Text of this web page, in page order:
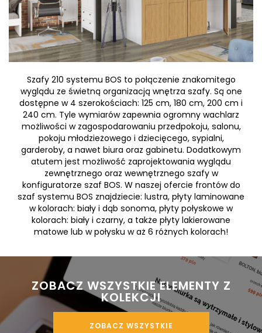
Szafy 210 systemu BOS to połączenie znakomitego
wyglądu ze świetną organizacją wnętrza szafy. Są one
dostępne w 4 szerokościach: 125 cm, 180 cm, 200 cm i
240 cm. Tyle wymiarów zapewnia ogromny wachlarz
możliwości w zagospodarowaniu przedpokoju, salonu,
pokoju młodzieżowego i dziecięcego, sypialni,
garderoby, a nawet biura oraz gabinetu. Dodatkowym
atutem jest możliwość zaprojektowania wyglądu
zewnętrznego oraz wewnętrznego szafy w
konfiguratorze szaf BOS. W naszej ofercie frontów do
szaf systemu BOS znajdziecie: lustra, płyty laminowane
w kolorach: biały i dąb sonoma, płyty połyskowe w
kolorach: biały i czarny, a także płyty lakierowane
matowe lub w połysku w aż 6 różnych kolorach!
KOLEKCJI
ZOBACZ WSZYSTKIE